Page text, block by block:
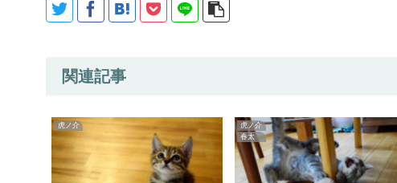
関連記事
虎ノ介
虎ノ介
春太